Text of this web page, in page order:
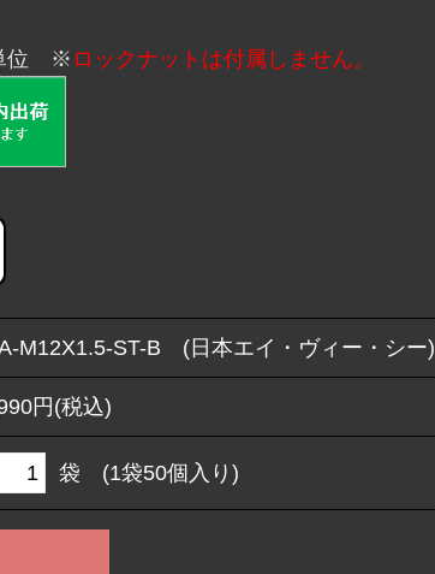
※ ロックナットは付属しません。
M12X1.5-ST-B (日本エイ・ヴィー・シー)
円(税込)
袋 (1袋50個入り)